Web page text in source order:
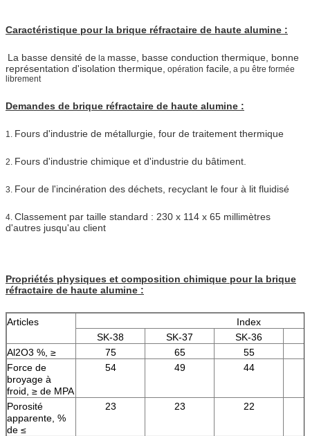
Caractéristique pour la brique réfractaire de haute alumine :
La basse densité de la masse, basse conduction thermique, bonne
représentation d'isolation thermique, opération facile, a pu être formée
librement
Demandes de brique réfractaire de haute alumine :
1. Fours d'industrie de métallurgie, four de traitement thermique
2. Fours d'industrie chimique et d'industrie du bâtiment.
3. Four de l'incinération des déchets, recyclant le four à lit fluidisé
4. Classement par taille standard : 230 x 114 x 65 millimètres
d'autres jusqu'au client
Propriétés physiques et composition chimique pour la brique
réfractaire de haute alumine :
Articles
Index
SK-38
SK-37 SK-36
Al2O3 %, ≥
75 65
55
Force de
broyage à
froid, ≥ de MPA
54 49 44
Porosité
apparente, %
de ≤
23 23 22